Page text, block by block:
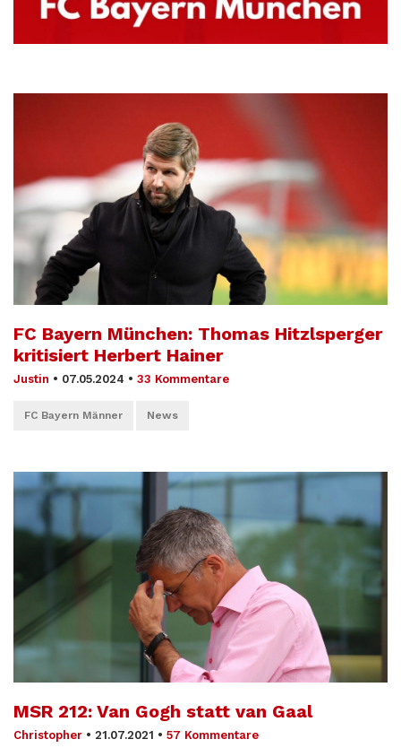
FC Bayern München: Thomas Hitzlsperger
kritisiert Herbert Hainer
Justin • 07.05.2024 • 33 Kommentare
FC Bayern Männer News
MSR 212: Van Gogh statt van Gaal
Christopher • 21.07.2021 • 57 Kommentare